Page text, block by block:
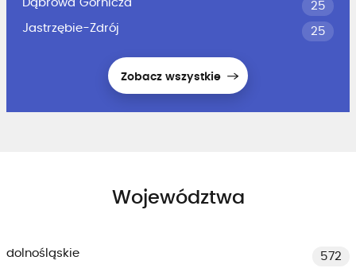
Dąbrowa Górnicza
25
Jastrzębie-Zdrój
25
Zobacz wszystkie
Województwa
dolnośląskie
572